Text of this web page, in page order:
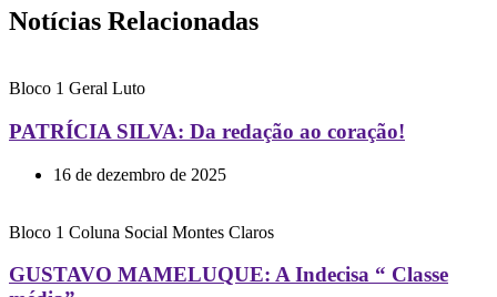
Notícias Relacionadas
Bloco 1 Geral Luto
PATRÍCIA SILVA: Da redação ao coração!
16 de dezembro de 2025
Bloco 1 Coluna Social Montes Claros
GUSTAVO MAMELUQUE: A Indecisa “ Classe